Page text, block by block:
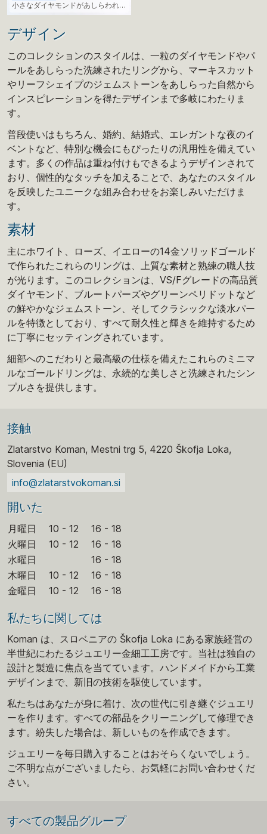
小さなダイヤモンドがあしらわれた
ミニマルなリング
デザイン
このコレクションのスタイルは、一粒のダイヤモンドやパ
ールをあしらった洗練されたリングから、マーキスカット
やリーフシェイプのジェムストーンをあしらった自然から
インスピレーションを得たデザインまで多岐にわたりま
す。
普段使いはもちろん、婚約、結婚式、エレガントな夜のイ
ベントなど、特別な機会にもぴったりの汎用性を備えてい
ます。多くの作品は重ね付けもできるようデザインされて
おり、個性的なタッチを加えることで、あなたのスタイル
を反映したユニークな組み合わせをお楽しみいただけま
す。
素材
主にホワイト、ローズ、イエローの14金ソリッドゴールド
で作られたこれらのリングは、上質な素材と熟練の職人技
が光ります。このコレクションは、VS/Fグレードの高品質
ダイヤモンド、ブルートパーズやグリーンペリドットなど
の鮮やかなジェムストーン、そしてクラシックな淡水パー
ルを特徴としており、すべて耐久性と輝きを維持するため
に丁寧にセッティングされています。
細部へのこだわりと最高級の仕様を備えたこれらのミニマ
ルなゴールドリングは、永続的な美しさと洗練されたシン
プルさを提供します。
接触
Zlatarstvo Koman, Mestni trg 5, 4220 Škofja Loka,
Slovenia (EU)
info@zlatarstvokoman.si
開いた
月曜日 10 - 12
16 - 18
火曜日
10 - 12
16 - 18
水曜日
16 - 18
木曜日
10 - 12
16 - 18
金曜日
10 - 12 16 - 18
私たちに関しては
Koman は、スロベニアの Škofja Loka にある家族経営の
半世紀にわたるジュエリー金細工工房です。当社は独自の
設計と製造に焦点を当てています。ハンドメイドから工業
デザインまで、新旧の技術を駆使しています。
私たちはあなたが身に着け、次の世代に引き継ぐジュエリ
ーを作ります。すべての部品をクリーニングして修理でき
ます。紛失した場合は、新しいものを作成できます。
ジュエリーを毎日購入することはおそらくないでしょう。
ご不明な点がございましたら、お気軽にお問い合わせくだ
さい。
すべての製品グループ